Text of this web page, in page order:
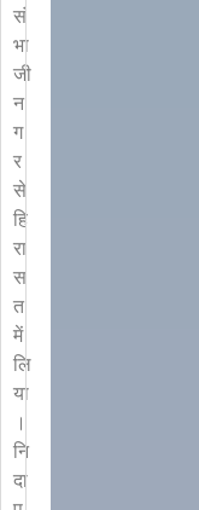
सं
भा
जी
न
ग
र
से
हि
रा
स
त
में
लि
या
।
नि
दा